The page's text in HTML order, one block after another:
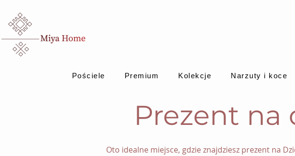
Pościele Premium Kolekcje Narzuty i koce
Prezent na
Oto idealne miejsce, gdzie znajdziesz prezent na